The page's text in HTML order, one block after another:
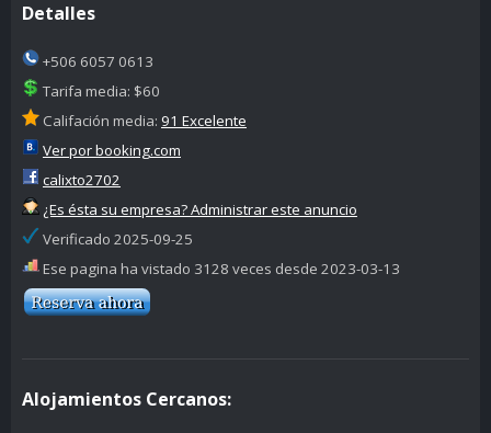
Detalles
+506 6057 0613
Tarifa media: $60
Califación media: 91 Excelente
Ver por booking.com
calixto2702
¿Es ésta su empresa? Administrar este anuncio
Verificado 2025-09-25
Ese pagina ha vistado 3128 veces desde 2023-03-13
Alojamientos Cercanos: